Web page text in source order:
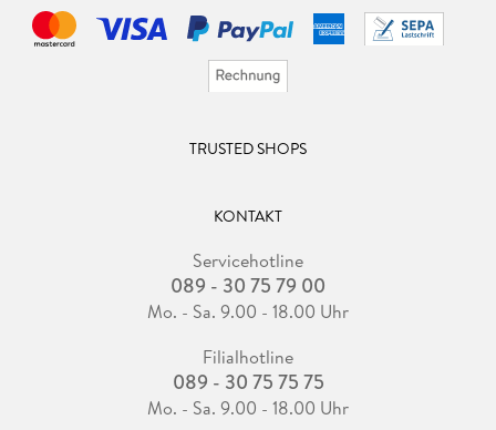
TRUSTED SHOPS
KONTAKT
Servicehotline
089 - 30 75 79 00
Mo. - Sa. 9.00 - 18.00 Uhr
Filialhotline
089 - 30 75 75 75
Mo. - Sa. 9.00 - 18.00 Uhr